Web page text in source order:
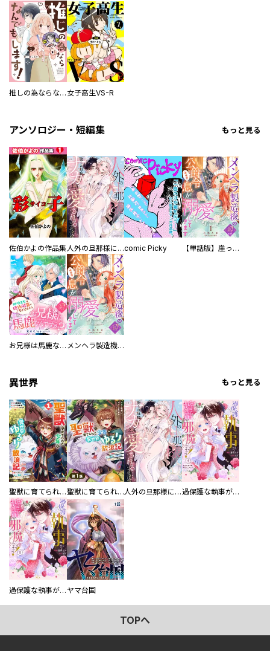
推しの為ならなんでもします！ 女子高生VS-R
アンソロジー・短編集 もっと見る
佐伯かよの作品集 人外の旦那様に娶られ毎晩ナカまで愛される…。アンソロジーcomic Picky 【単話版】崖っぷち令嬢ですが、意地と策略で幸せになります！シリーズ
お兄様は馬鹿なんですか？～地味王女は婚約破棄に巻き込まれる～ メンヘラ製造機の公爵令息（過保護）が溺愛してきます
異世界 もっと見る
聖獣に育てられた少年の異世界ゆるり放浪記～神様からもらったチート魔法で、仲間たちとスローライフを満喫中～ 聖獣に育てられた少年の異世界ゆるり放浪記～神様からもらったチート魔法で、仲間たちとスローライフを満喫中～【分冊版】 人外の旦那様に娶られ毎晩ナカまで愛される…。アンソロジー 過保護な執事が私の婚活を邪魔してきます！ 分冊版
過保護な執事が私の婚活を邪魔してきます！ ヤマ台国
TOPへ